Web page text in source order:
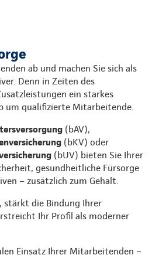
ab und machen Sie sich als
Denn in Zeiten des
ein starkes
um qualifizierte Mitarbeitende.
(bAV),
(bKV) oder
(bUV) bieten Sie Ihrer
gesundheitliche Fürsorge
– zusätzlich zum Gehalt.
stärkt die Bindung Ihrer
Ihr Profil als moderner
Einsatz Ihrer Mitarbeitenden –